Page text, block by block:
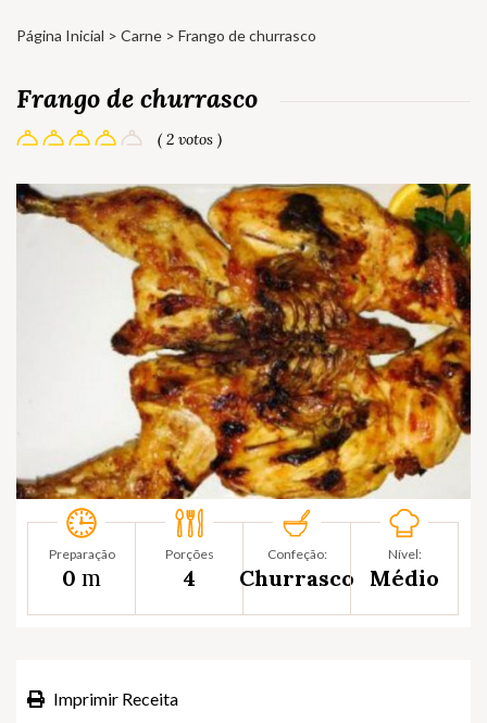
Página Inicial > Carne > Frango de churrasco
Frango de churrasco
( 2 votos )
Preparação
0 m
Porções
4
Confeção:
Churrasco
Nível:
Médio
Imprimir Receita